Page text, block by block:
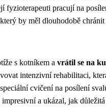
fyzioterapeuti pracují na
by měl dlouhodobě chránit
s kotníkem a vrátil se na
intenzivní rehabilitaci,
cvičení na posílení
a ukázal, jak